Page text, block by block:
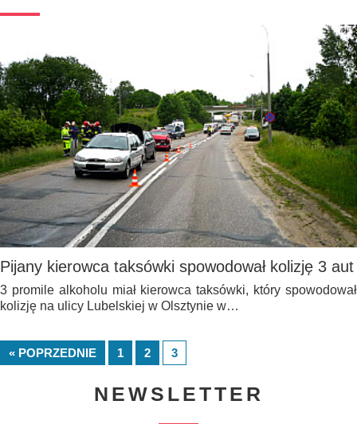
Pijany kierowca taksówki spowodował kolizję 3 aut
3 promile alkoholu miał kierowca taksówki, który spowodował
kolizję na ulicy Lubelskiej w Olsztynie w…
« POPRZEDNIE 1 2 3
NEWSLETTER